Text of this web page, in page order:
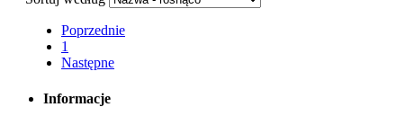
Poprzednie
1
Następne
Informacje